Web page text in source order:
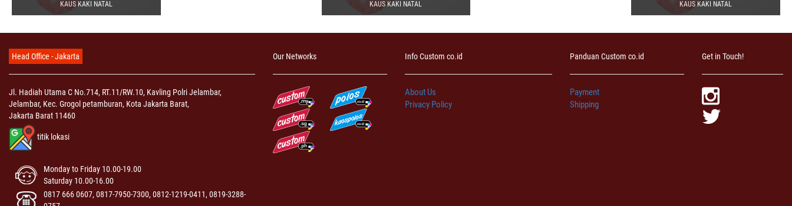
KAUS KAKI NATAL KAUS KAKI NATAL KAUS KAKI NATAL
Head Office - Jakarta
Jl. Hadiah Utama C No.714, RT.11/RW.10, Kavling Polri Jelambar,
Jelambar, Kec. Grogol petamburan, Kota Jakarta Barat,
Jakarta Barat 11460
titik lokasi
Monday to Friday 10.00-19.00
Saturday 10.00-16.00
0817 666 0607, 0817-7950-7300, 0812-1219-0411, 0819-3288-
Our Networks Info Custom co.id
About Us
Privacy Policy
Panduan Custom co.id
Payment
Shipping
Get in Touch!